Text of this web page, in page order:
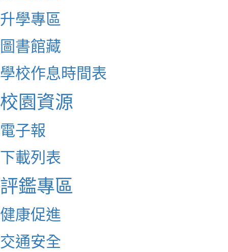
升學專區
圖書館藏
學校作息時間表
校園資源
電子報
下載列表
評鑑專區
健康促進
交通安全